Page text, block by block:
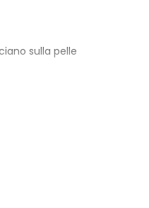
sulla pelle
senza